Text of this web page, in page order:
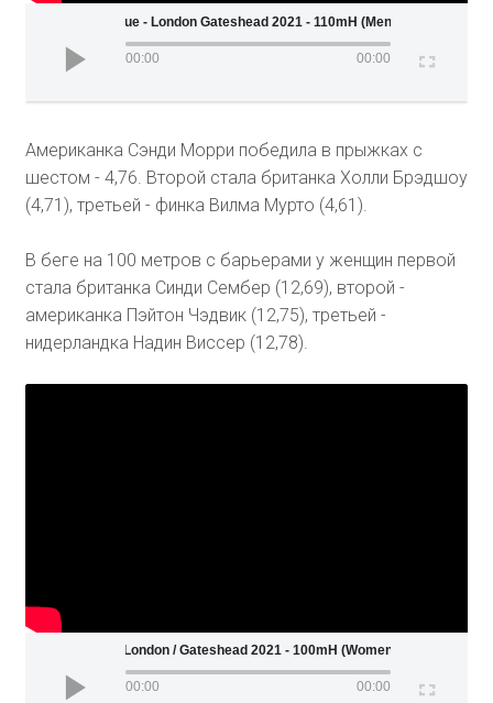
Wanda Diamond League - London Gateshead 2021 - 110mH (Men)
00:00 00:00
Американка Сэнди Морри победила в прыжках с
шестом - 4,76. Второй стала британка Холли Брэдшоу
(4,71), третьей - финка Вилма Мурто (4,61).
В беге на 100 метров с барьерами у женщин первой
стала британка Синди Сембер (12,69), второй -
американка Пэйтон Чэдвик (12,75), третьей -
нидерландка Надин Виссер (12,78).
Wanda Diamond League - London / Gateshead 2021 - 100mH (Women)
00:00 00:00